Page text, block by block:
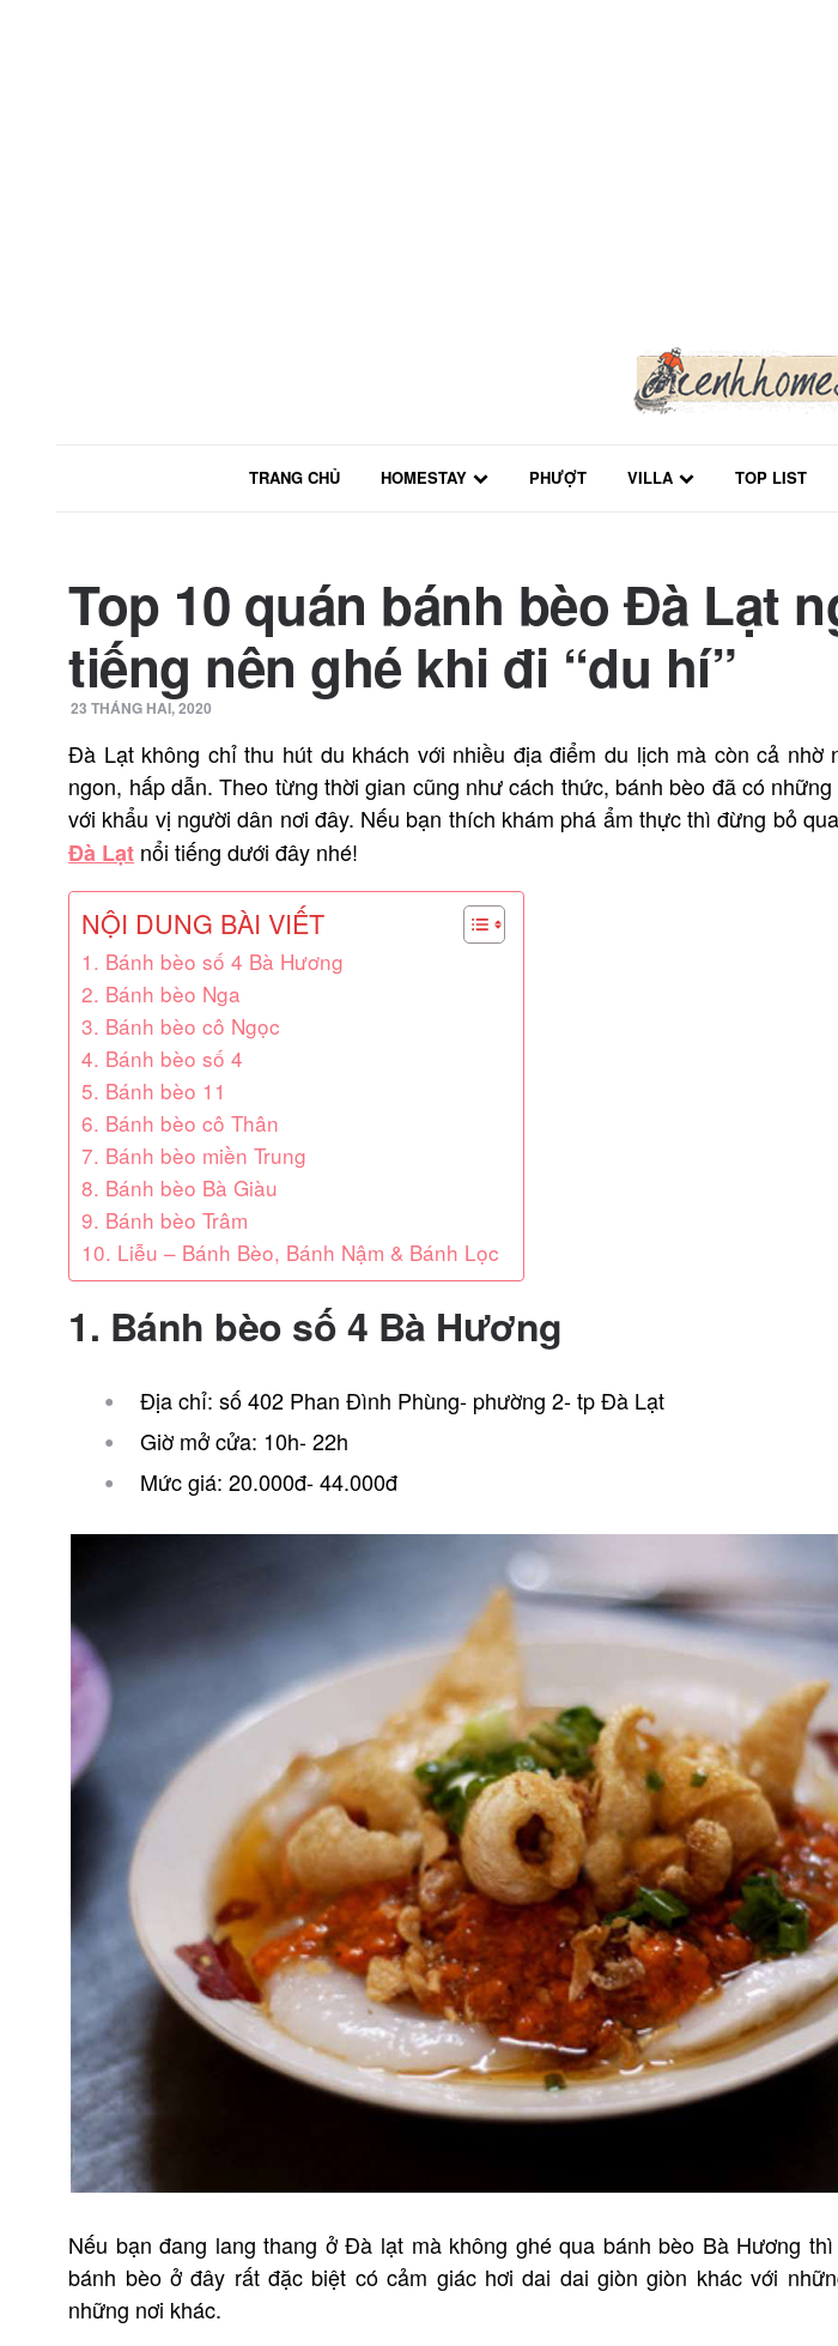
TRANG CHỦ HOMESTAY PHƯỢT VILLA TOP LIST
Top 10 quán bánh bèo Đà Lạt
tiếng nên ghé khi đi “du hí”
23 THÁNG HAI, 2020
Đà Lạt không chỉ thu hút du khách với nhiều địa điểm du lịch mà còn cả nhờ
ngon, hấp dẫn. Theo từng thời gian cũng như cách thức, bánh bèo đã có
với khẩu vị người dân nơi đây. Nếu bạn thích khám phá ẩm thực thì đừng bỏ
Đà Lạt nổi tiếng dưới đây nhé!
NỘI DUNG BÀI VIẾT
1. Bánh bèo số 4 Bà Hương
2. Bánh bèo Nga
3. Bánh bèo cô Ngọc
4. Bánh bèo số 4
5. Bánh bèo 11
6. Bánh bèo cô Thân
7. Bánh bèo miền Trung
8. Bánh bèo Bà Giàu
9. Bánh bèo Trâm
10. Liễu – Bánh Bèo, Bánh Nậm & Bánh Lọc
1. Bánh bèo số 4 Bà Hương
Địa chỉ: số 402 Phan Đình Phùng- phường 2- tp Đà Lạt
Giờ mở cửa: 10h- 22h
Mức giá: 20.000đ- 44.000đ
Nếu bạn đang lang thang ở Đà lạt mà không ghé qua bánh bèo Bà Hương
bánh bèo ở đây rất đặc biệt có cảm giác hơi dai dai giòn giòn khác với
những nơi khác.